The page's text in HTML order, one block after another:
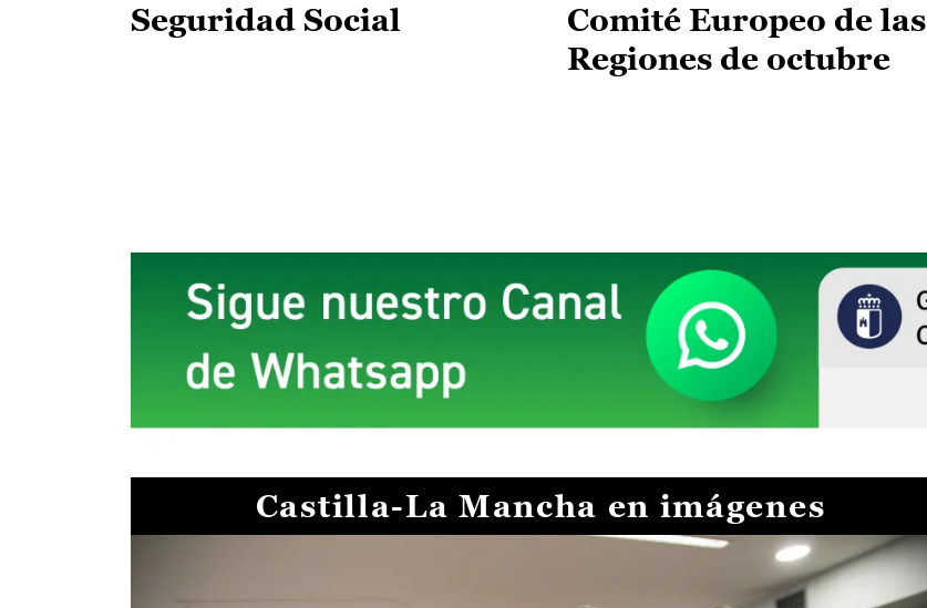
Seguridad Social
Comité Europeo de las
Regiones de octubre
Castilla-La Mancha en imágenes